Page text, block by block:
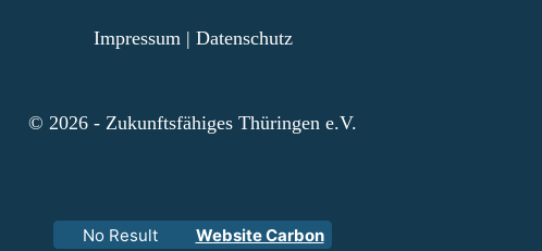
Impressum| Datenschutz
© 2026 - Zukunftsfähiges Thüringen e.V.
No Result Website Carbon